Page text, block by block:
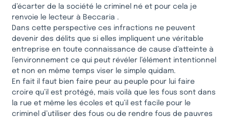
d’écarter de la société le criminel né et pour cela je
renvoie le lecteur à Beccaria .
Dans cette perspective ces infractions ne peuvent
devenir des délits que si elles impliquent une véritable
entreprise en toute connaissance de cause d’atteinte à
l’environnement ce qui peut révéler l’élément intentionnel
et non en même temps viser le simple quidam.
En fait il faut bien faire peur au peuple pour lui faire
croire qu’il est protégé, mais voilà que les fous sont dans
la rue et même les écoles et qu’il est facile pour le
criminel d’utiliser des fous ou de rendre fous de pauvres